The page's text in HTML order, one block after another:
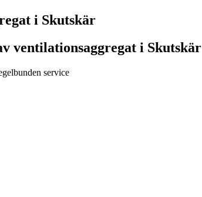
i Skutskär
ventilationsaggregat i Skutskär
service